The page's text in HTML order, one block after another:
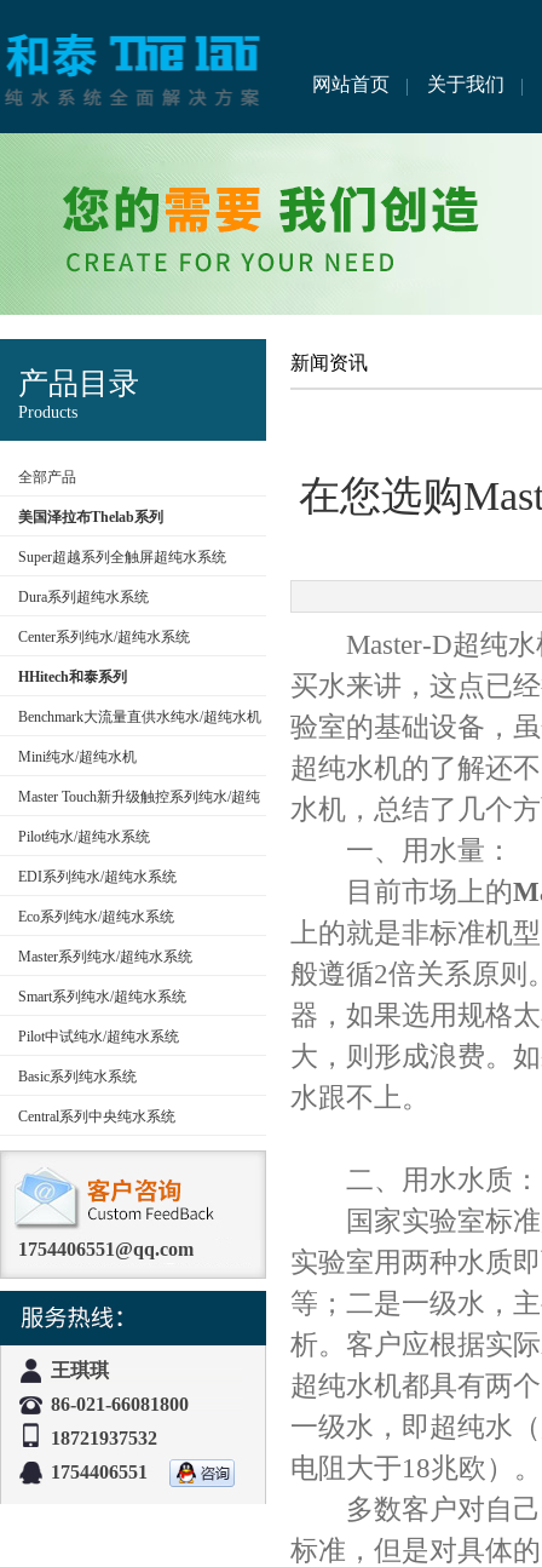
网站首页 关于我们
产品目录
Products
全部产品
美国泽拉布Thelab系列
Super超越系列全触屏超纯水系统
Dura系列超纯水系统
Center系列纯水/超纯水系统
HHitech和泰系列
Benchmark大流量直供水纯水/超纯水机
Mini纯水/超纯水机
Master Touch新升级触控系列纯水/超纯
水系统
Pilot纯水/超纯水系统
EDI系列纯水/超纯水系统
Eco系列纯水/超纯水系统
Master系列纯水/超纯水系统
Smart系列纯水/超纯水系统
Pilot中试纯水/超纯水系统
Basic系列纯水系统
Central系列中央纯水系统
1754406551@qq.com
王琪琪
86-021-66081800
18721937532
1754406551
新闻资讯
在您选购
Master-D超纯水
买水来讲，这点已
验室的基础设备，
超纯水机的了解还
水机，总结了几个
一、用水量：
目前市场上的
上的就是非标准机
般遵循2倍关系原则
器，如果选用规格
大，则形成浪费。
水跟不上。
二、用水水质：
国家实验室标准
实验室用两种水质
等；二是一级水，
析。客户应根据实
超纯水机都具有两
一级水，即超纯水
电阻大于18兆欧
多数客户对自己
标准，但是对具体